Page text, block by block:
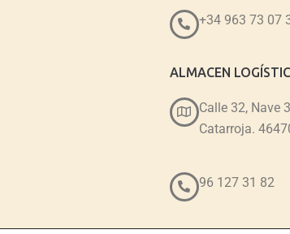
+34 963 73 07
ALMACEN
Calle 32, Nave
Catarroja.
96 127 31 82